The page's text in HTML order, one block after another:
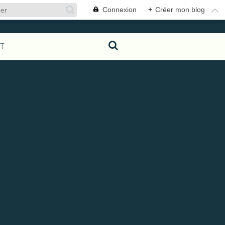
Connexion + Créer mon blog